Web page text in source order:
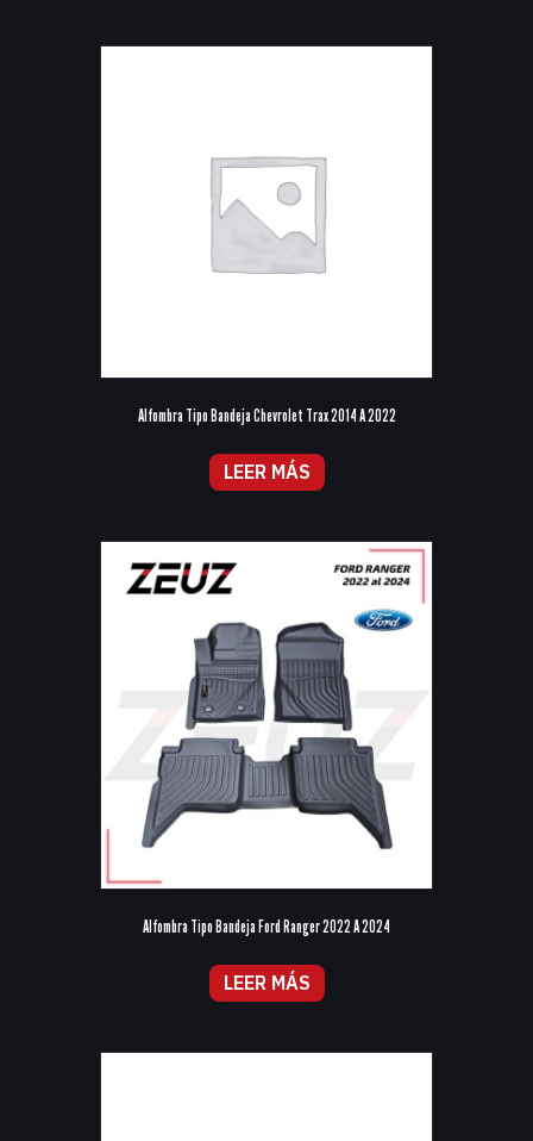
Alfombra Tipo Bandeja Chevrolet Trax 2014 A 2022
LEER MÁS
Alfombra Tipo Bandeja Ford Ranger 2022 A 2024
LEER MÁS